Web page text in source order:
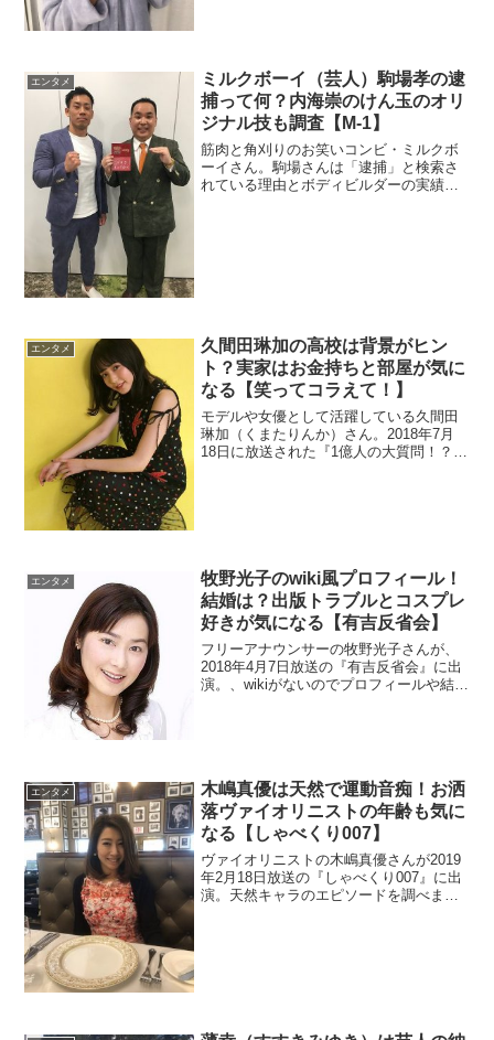
エンタメ
ミルクボーイ（芸人）駒場孝の逮
捕って何？内海崇のけん玉のオリ
ジナル技も調査【M-1】
筋肉と角刈りのお笑いコンビ・ミルクボ
ーイさん。駒場さんは「逮捕」と検索さ
れている理由とボディビルダーの実績も
エンタメ
久間田琳加の高校は背景がヒン
ト？実家はお金持ちと部屋が気に
なる【笑ってコラえて！】
モデルや女優として活躍している久間田
琳加（くまたりんか）さん。2018年7月
18日に放送された『1億人の大質問！？笑
エンタメ
牧野光子のwiki風プロフィール！
結婚は？出版トラブルとコスプレ
好きが気になる【有吉反省会】
フリーアナウンサーの牧野光子さんが、
2018年4月7日放送の『有吉反省会』に出
演。、wikiがないのでプロフィールや結婚
エンタメ
木嶋真優は天然で運動音痴！お洒
落ヴァイオリニストの年齢も気に
なる【しゃべくり007】
ヴァイオリニストの木嶋真優さんが2019
年2月18日放送の『しゃべくり007』に出
演。天然キャラのエピソードを調べま